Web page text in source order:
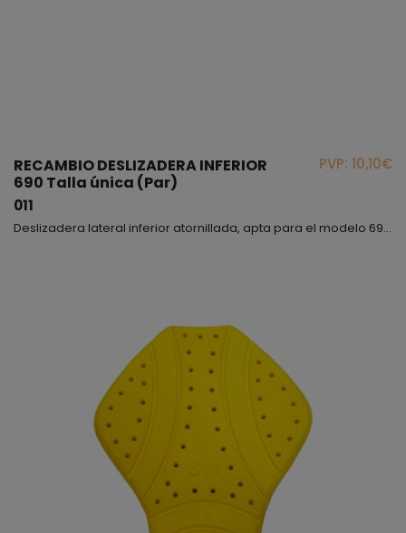
RECAMBIO DESLIZADERA INFERIOR
690 Talla única (Par)
011
PVP: 10,10€
Deslizadera lateral inferior atornillada, apta para el modelo 690.